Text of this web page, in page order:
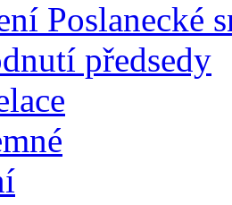
Poslanecké
předsedy